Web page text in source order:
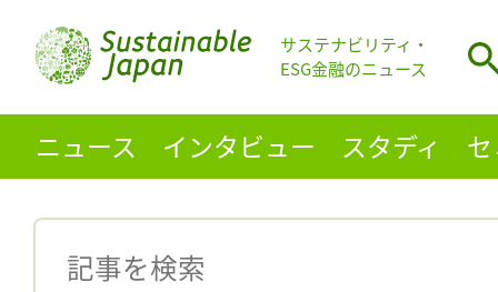
サステナビリティ・
ESG金融のニュース
ニュース インタビュー スタディ